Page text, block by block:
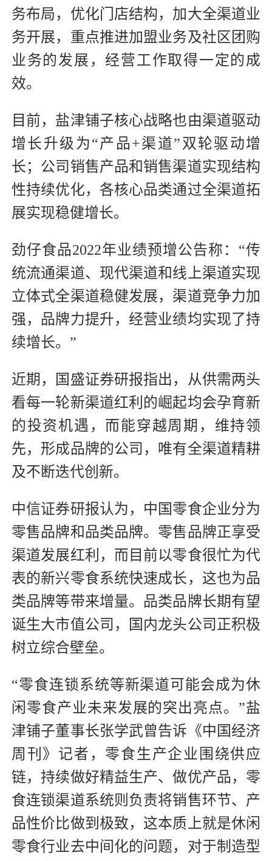
务布局，优化门店结构，加大全渠道业
务开展，重点推进加盟业务及社区团购
业务的发展，经营工作取得一定的成
效。
目前，盐津铺子核心战略也由渠道驱动
增长升级为“产品+渠道”双轮驱动增
长；公司销售产品和销售渠道实现结构
性持续优化，各核心品类通过全渠道拓
展实现稳健增长。
劲仔食品2022年业绩预增公告称：“传
统流通渠道、现代渠道和线上渠道实现
立体式全渠道稳健发展，渠道竞争力加
强，品牌力提升，经营业绩均实现了持
续增长。”
近期，国盛证券研报指出，从供需两头
看每一轮新渠道红利的崛起均会孕育新
的投资机遇，而能穿越周期，维持领
先，形成品牌的公司，唯有全渠道精耕
及不断迭代创新。
中信证券研报认为，中国零食企业分为
零售品牌和品类品牌。零售品牌正享受
渠道发展红利，而目前以零食很忙为代
表的新兴零食系统快速成长，这也为品
类品牌等带来增量。品类品牌长期有望
诞生大市值公司，国内龙头公司正积极
树立综合壁垒。
“零食连锁系统等新渠道可能会成为休
闲零食产业未来发展的突出亮点。”盐
津铺子董事长张学武曾告诉《中国经济
周刊》记者，零食生产企业围绕供应
链，持续做好精益生产、做优产品，零
食连锁渠道系统则负责将销售环节、产
品性价比做到极致，这本质上就是休闲
零食行业去中间化的问题，对于制造型